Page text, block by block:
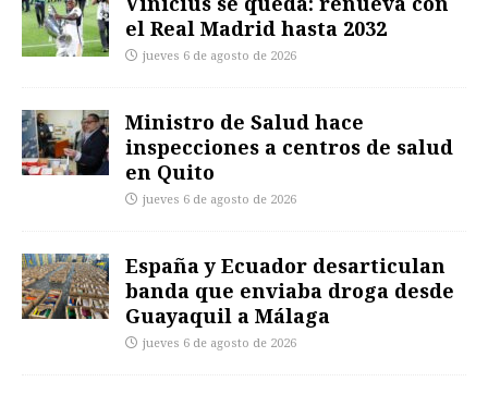
el Real Madrid hasta 2032
jueves 6 de agosto de 2026
Ministro de Salud hace
inspecciones a centros de salud
en Quito
jueves 6 de agosto de 2026
España y Ecuador desarticulan
banda que enviaba droga desde
Guayaquil a Málaga
jueves 6 de agosto de 2026